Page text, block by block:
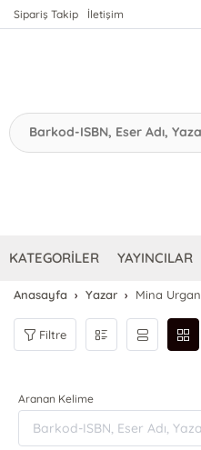
Sipariş Takip İletişim
KATEGORİLER YAYINCILAR
Anasayfa Yazar Mina Urgan
Filtre
Aranan Kelime